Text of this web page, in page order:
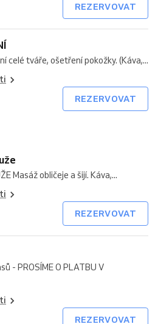
REZERVOVAT
celé tváře, ošetření pokožky. (Káva,...
REZERVOVAT
Masáž obličeje a šijí. Káva,...
REZERVOVAT
- PROSÍME O PLATBU V
REZERVOVAT